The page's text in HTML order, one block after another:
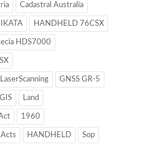
Cadastral Australia
HANDHELD 76CSX
HDS7000
GNSS GR-5
GIS Land
1960
HANDHELD Sop